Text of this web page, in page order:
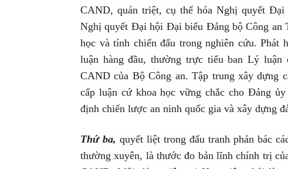
CAND, quán triệt, cụ thể hóa Nghị quyết
Nghị quyết Đại hội Đại biểu Đảng bộ Công an
học và tính chiến đấu trong nghiên cứu.
luận hàng đầu, thường trực tiểu ban Lý
CAND của Bộ Công an. Tập trung xây dựng
cấp luận cứ khoa học vững chắc cho Đảng
định chiến lược an ninh quốc gia và xây dựng
Thứ ba, quyết liệt trong đấu tranh phản bác
thường xuyên, là thước đo bản lĩnh chính trị